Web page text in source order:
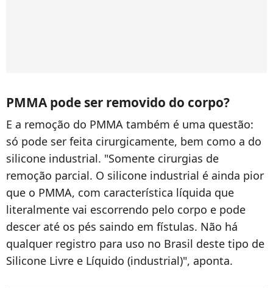
PMMA pode ser removido do corpo?
E a remoção do PMMA também é uma questão:
só pode ser feita cirurgicamente, bem como a do
silicone industrial. "Somente cirurgias de
remoção parcial. O silicone industrial é ainda pior
que o PMMA, com característica líquida que
literalmente vai escorrendo pelo corpo e pode
descer até os pés saindo em fístulas. Não há
qualquer registro para uso no Brasil deste tipo de
Silicone Livre e Líquido (industrial)", aponta.